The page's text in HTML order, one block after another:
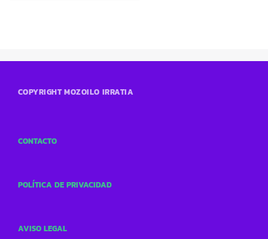
COPYRIGHT MOZOILO IRRATIA
CONTACTO
POLÍTICA DE PRIVACIDAD
AVISO LEGAL